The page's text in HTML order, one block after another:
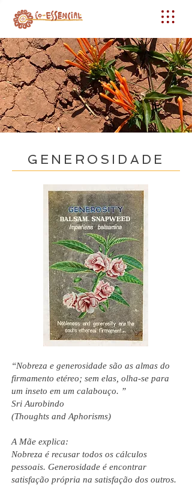
GENEROSIDADE
“Nobreza e generosidade são as almas do
firmamento etéreo; sem elas, olha-se para
um inseto em um calabouço. ”
Sri Aurobindo
(Thoughts and Aphorisms)
A Mãe explica:
Nobreza é recusar todos os cálculos
pessoais. Generosidade é encontrar
satisfação própria na satisfação dos outros.